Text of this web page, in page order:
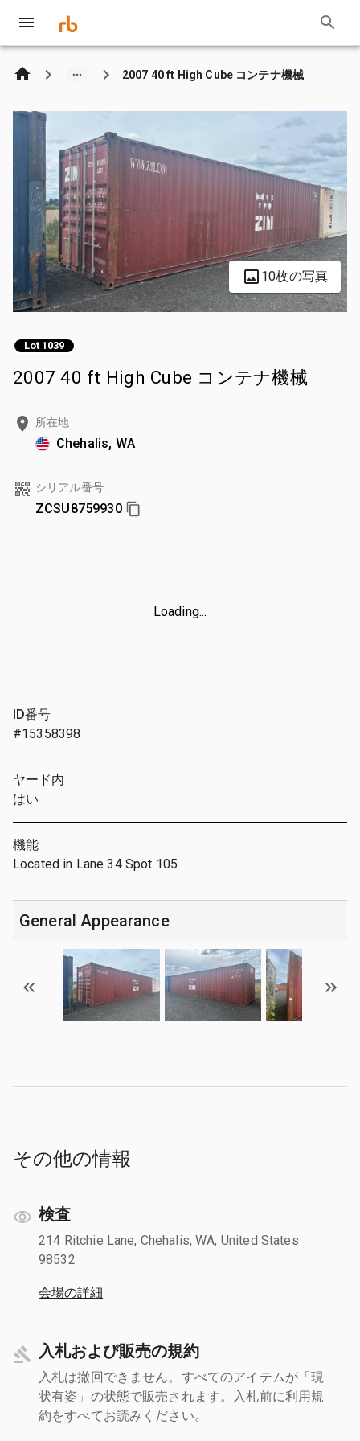
2007 40 ft High Cube コンテナ機械
10枚の写真
Lot 1039
2007 40 ft High Cube コンテナ機械
所在地
Chehalis, WA
シリアル番号
ZCSU8759930
Loading...
ID番号
#15358398
ヤード内
はい
機能
Located in Lane 34 Spot 105
General Appearance
その他の情報
検査
214 Ritchie Lane, Chehalis, WA, United States
98532
会場の詳細
入札および販売の規約
入札は撤回できません。すべてのアイテムが「現
状有姿」の状態で販売されます。入札前に利用規
約をすべてお読みください。